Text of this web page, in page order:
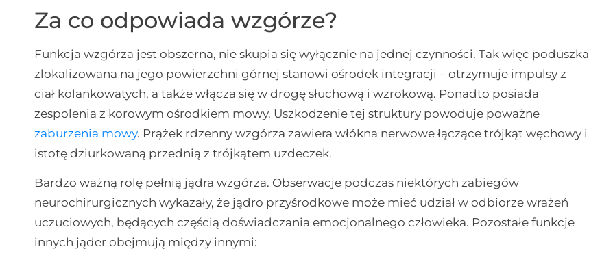
Za co odpowiada wzgórze?
Funkcja wzgórza jest obszerna, nie skupia się wyłącznie na jednej czynności. Tak więc poduszka
zlokalizowana na jego powierzchni górnej stanowi ośrodek integracji – otrzymuje impulsy z
ciał kolankowatych, a także włącza się w drogę słuchową i wzrokową. Ponadto posiada
zespolenia z korowym ośrodkiem mowy. Uszkodzenie tej struktury powoduje poważne
zaburzenia mowy. Prążek rdzenny wzgórza zawiera włókna nerwowe łączące trójkąt węchowy i
istotę dziurkowaną przednią z trójkątem uzdeczek.
Bardzo ważną rolę pełnią jądra wzgórza. Obserwacje podczas niektórych zabiegów
neurochirurgicznych wykazały, że jądro przyśrodkowe może mieć udział w odbiorze wrażeń
uczuciowych, będących częścią doświadczania emocjonalnego człowieka. Pozostałe funkcje
innych jąder obejmują między innymi: